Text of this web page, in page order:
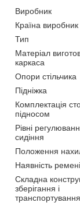
Виробник
Країна виробник
Тип
Матеріал
каркаса
Опори стільчика
Підніжка
Комплектація
підносом
Рівні
сидіння
Положення
Наявність
Складна
зберігання і
транспортування